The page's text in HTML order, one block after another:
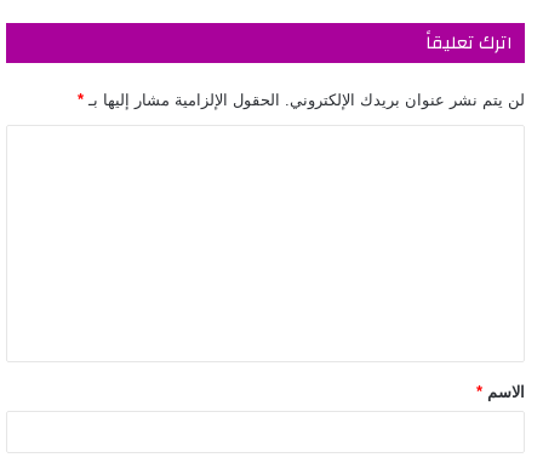
اترك تعليقاً
لن يتم نشر عنوان بريدك الإلكتروني. الحقول الإلزامية مشار إليها بـ *
الاسم *